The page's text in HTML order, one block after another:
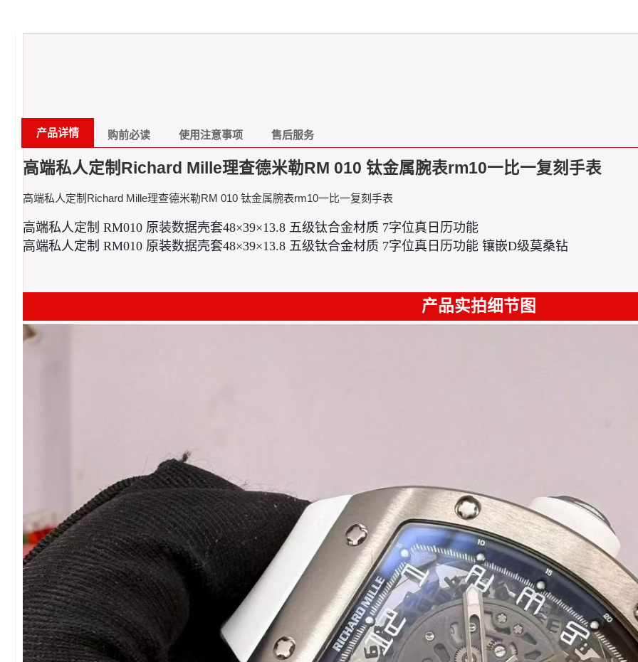
产品详情 购前必读 使用注意事项 售后服务
高端私人定制Richard Mille理查德米勒RM 010 钛金属腕表rm10一比一复刻手表
高端私人定制Richard Mille理查德米勒RM 010 钛金属腕表rm10一比一复刻手表
高端私人定制 RM010 原装数据壳套48×39×13.8 五级钛合金材质 7字位真日历功能
高端私人定制 RM010 原装数据壳套48×39×13.8 五级钛合金材质 7字位真日历功能 镶嵌D级莫桑钻
产品实拍细节图